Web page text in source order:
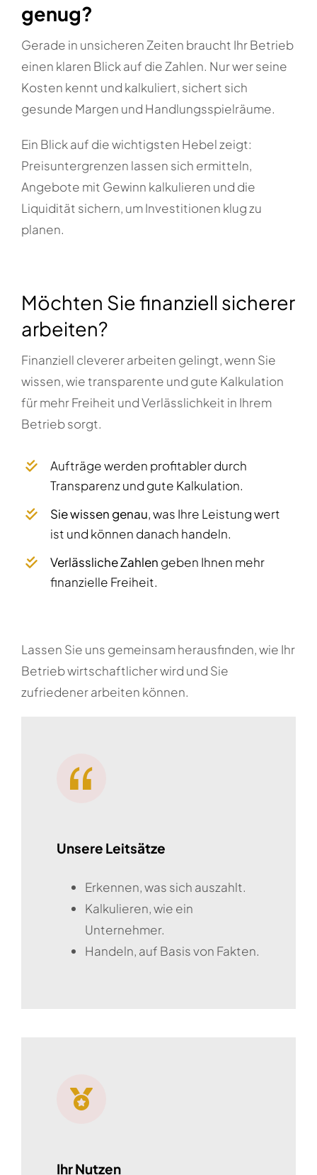
genug?
Gerade in unsicheren Zeiten braucht Ihr Betrieb
einen klaren Blick auf die Zahlen. Nur wer seine
Kosten kennt und kalkuliert, sichert sich
gesunde Margen und Handlungsspielräume.
Ein Blick auf die wichtigsten Hebel zeigt:
Preisuntergrenzen lassen sich ermitteln,
Angebote mit Gewinn kalkulieren und die
Liquidität sichern, um Investitionen klug zu
planen.
Möchten Sie finanziell sicherer
arbeiten?
Finanziell cleverer arbeiten gelingt, wenn Sie
wissen, wie transparente und gute Kalkulation
für mehr Freiheit und Verlässlichkeit in Ihrem
Betrieb sorgt.
Aufträge werden profitabler durch
Transparenz und gute Kalkulation.
Sie wissen genau, was Ihre Leistung wert
ist und können danach handeln.
Verlässliche Zahlen geben Ihnen mehr
finanzielle Freiheit.
Lassen Sie uns gemeinsam herausfinden, wie Ihr
Betrieb wirtschaftlicher wird und Sie
zufriedener arbeiten können.
Unsere Leitsätze
Erkennen, was sich auszahlt.
Kalkulieren, wie ein
Unternehmer.
Handeln, auf Basis von Fakten.
Ihr Nutzen